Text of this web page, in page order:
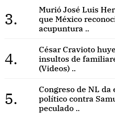
3.
Murió José Luis
que México
acupuntura ..
4.
César Cravioto
insultos de
(Videos) ..
5.
Congreso de NL
político contra
peculado ..